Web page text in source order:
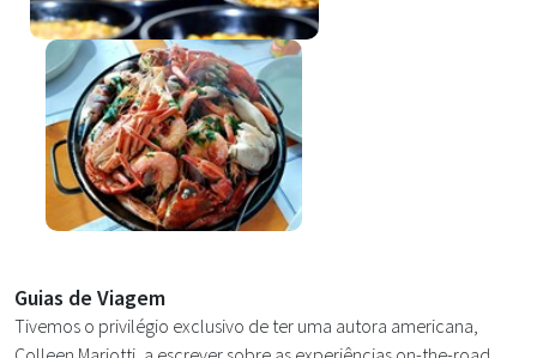
Guias de Viagem
Tivemos o privilégio exclusivo de ter uma autora americana,